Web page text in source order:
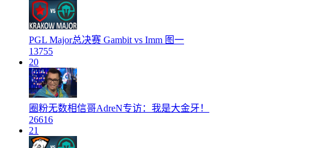
PGL Major总决赛 Gambit vs Imm 图一
13755
20
圈粉无数相信哥AdreN专访：我是大金牙！
26616
21